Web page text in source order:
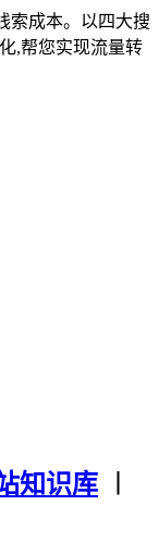
索成本。以四大搜
,帮您实现流量转
知识库